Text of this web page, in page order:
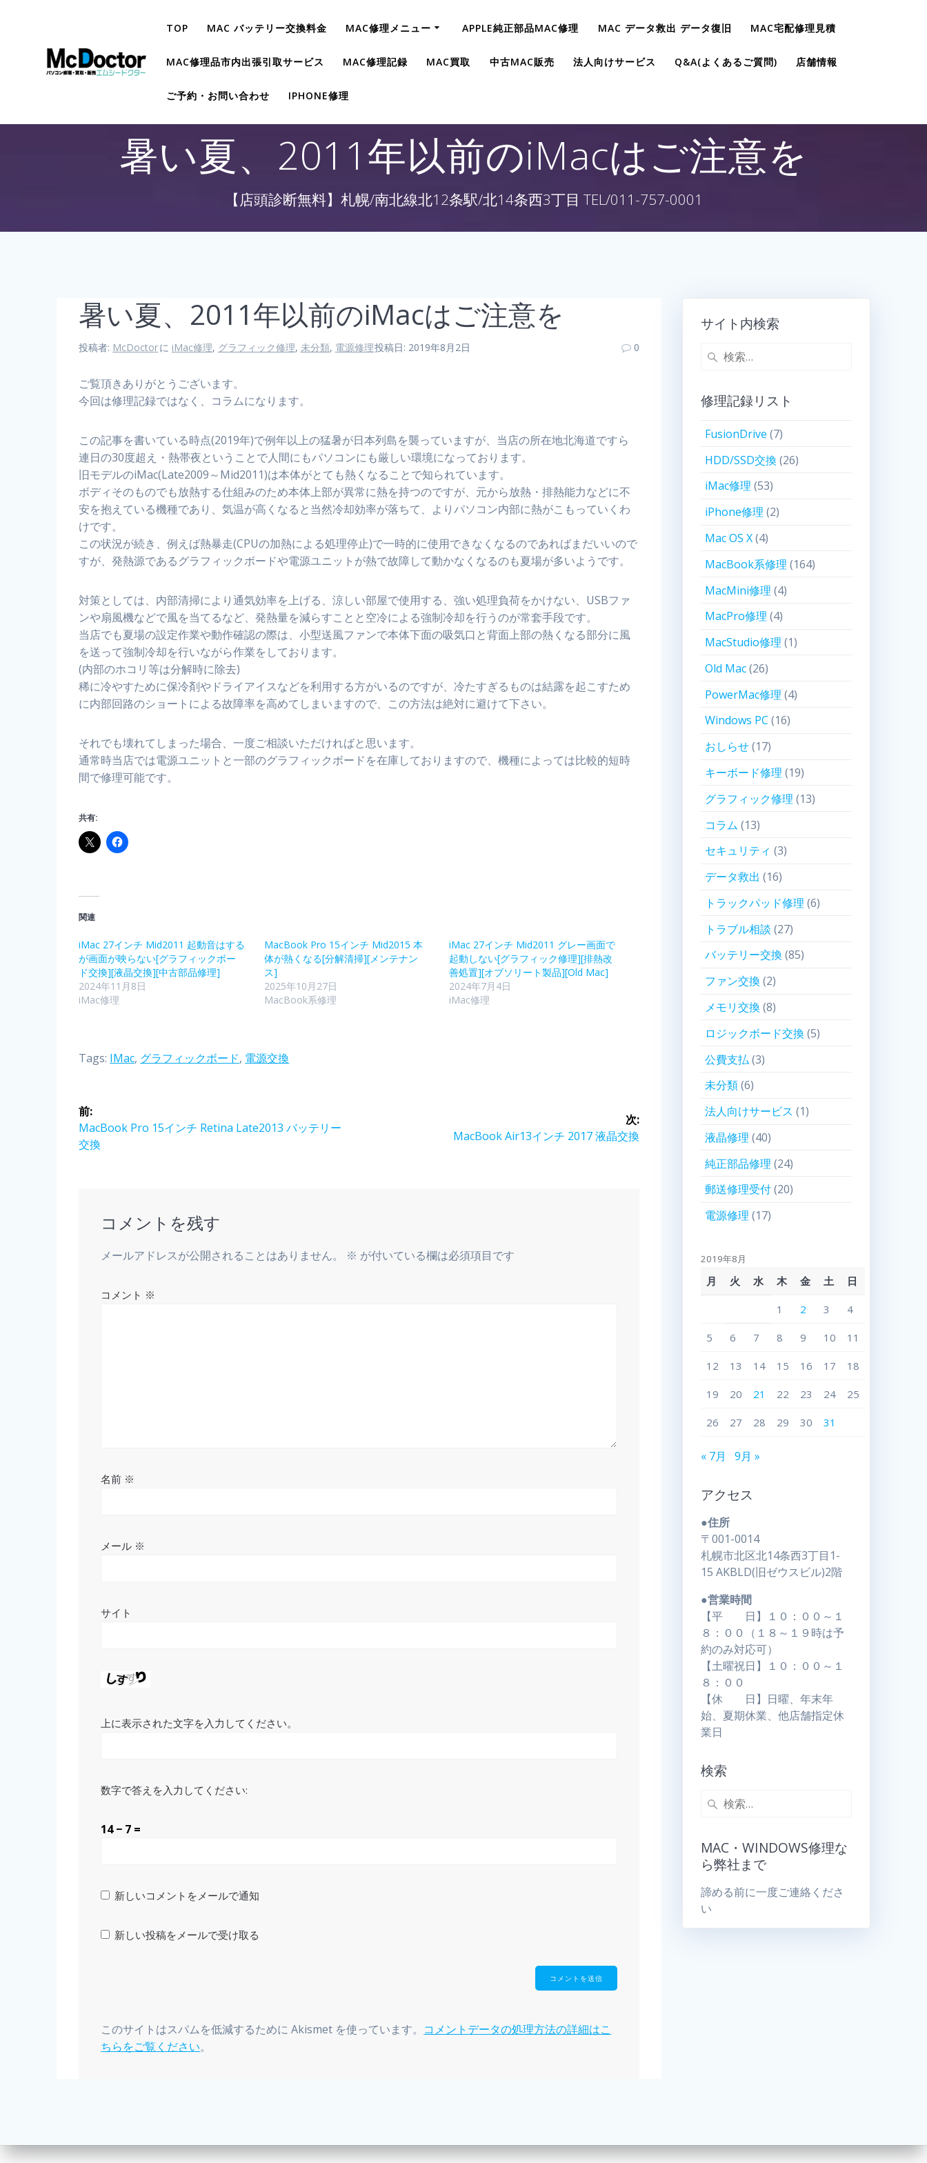
TOP MAC バッテリー交換料金 MAC修理メニュー APPLE純正部品MAC修理 MAC データ救出 データ復旧 MAC宅配修理見積
MAC修理品市内出張引取サービス MAC修理記録 MAC買取 中古MAC販売 法人向けサービス Q&A(よくあるご質問) 店舗情報
ご予約・お問い合わせ IPHONE修理
暑い夏、2011年以前のiMacはご注意を
【店頭診断無料】札幌/南北線北12条駅/北14条西3丁目 TEL/011-757-0001
暑い夏、2011年以前のiMacはご注意を
投稿者: McDoctorに iMac修理, グラフィック修理, 未分類, 電源修理投稿日: 2019年8月2日 0
ご覧頂きありがとうございます。
今回は修理記録ではなく、コラムになります。
この記事を書いている時点(2019年)で例年以上の猛暑が日本列島を襲っていますが、当店の所在地北海道ですら
連日の30度超え・熱帯夜ということで人間にもパソコンにも厳しい環境になっております。
旧モデルのiMac(Late2009～Mid2011)は本体がとても熱くなることで知られています。
ボディそのものでも放熱する仕組みのため本体上部が異常に熱を持つのですが、元から放熱・排熱能力などに不
安を抱えている機種であり、気温が高くなると当然冷却効率が落ちて、よりパソコン内部に熱がこもっていくわ
けです。
この状況が続き、例えば熱暴走(CPUの加熱による処理停止)で一時的に使用できなくなるのであればまだいいので
すが、発熱源であるグラフィックボードや電源ユニットが熱で故障して動かなくなるのも夏場が多いようです。
対策としては、内部清掃により通気効率を上げる、涼しい部屋で使用する、強い処理負荷をかけない、USBファ
ンや扇風機などで風を当てるなど、発熱量を減らすことと空冷による強制冷却を行うのが常套手段です。
当店でも夏場の設定作業や動作確認の際は、小型送風ファンで本体下面の吸気口と背面上部の熱くなる部分に風
を送って強制冷却を行いながら作業をしております。
(内部のホコリ等は分解時に除去)
稀に冷やすために保冷剤やドライアイスなどを利用する方がいるのですが、冷たすぎるものは結露を起こすため
に内部回路のショートによる故障率を高めてしまいますので、この方法は絶対に避けて下さい。
それでも壊れてしまった場合、一度ご相談いただければと思います。
通常時当店では電源ユニットと一部のグラフィックボードを在庫しておりますので、機種によっては比較的短時
間で修理可能です。
共有:
関連
iMac 27インチ Mid2011 起動音はする
が画面が映らない[グラフィックボー
ド交換][液晶交換][中古部品修理]
2024年11月8日
iMac修理
MacBook Pro 15インチ Mid2015 本
体が熱くなる[分解清掃][メンテナン
ス]
2025年10月27日
MacBook系修理
iMac 27インチ Mid2011 グレー画面で
起動しない[グラフィック修理][排熱改
善処置][オブソリート製品][Old Mac]
2024年7月4日
iMac修理
Tags: IMac, グラフィックボード, 電源交換
前:
MacBook Pro 15インチ Retina Late2013 バッテリー
交換
次:
MacBook Air13インチ 2017 液晶交換
コメントを残す
メールアドレスが公開されることはありません。 ※ が付いている欄は必須項目です
コメント ※
名前 ※
メール ※
サイト
上に表示された文字を入力してください。
数字で答えを入力してください:
14 − 7 =
新しいコメントをメールで通知
新しい投稿をメールで受け取る
このサイトはスパムを低減するために Akismet を使っています。 コメントデータの処理方法の詳細はこ
ちらをご覧ください。
サイト内検索
修理記録リスト
FusionDrive (7)
HDD/SSD交換 (26)
iMac修理 (53)
iPhone修理 (2)
Mac OS X(4)
MacBook系修理 (164)
MacMini修理 (4)
MacPro修理 (4)
MacStudio修理 (1)
Old Mac(26)
PowerMac修理 (4)
Windows PC (16)
おしらせ(17)
キーボード修理 (19)
グラフィック修理 (13)
コラム (13)
セキュリティ (3)
データ救出 (16)
トラックパッド修理 (6)
トラブル相談 (27)
バッテリー交換 (85)
ファン交換 (2)
メモリ交換 (8)
ロジックボード交換 (5)
公費支払(3)
未分類(6)
法人向けサービス (1)
液晶修理 (40)
純正部品修理 (24)
郵送修理受付(20)
電源修理 (17)
2019年8月
月 火 水 木 金 土 日
1 2 3 4
5 6 7 8 9 10 11
12 13 14 15 16 17 18
19 20 21 22 23 24 25
26 27 28 29 30 31
« 7月 9月 »
アクセス
●住所
〒001-0014
札幌市北区北14条西3丁目1-
15 AKBLD(旧ゼウスビル)2階
●営業時間
【平 日】１０：００～１
８：００（１８～１９時は予
約のみ対応可）
【土曜祝日】１０：００～１
８：００
【休 日】日曜、年末年
始、夏期休業、他店舗指定休
業日
検索
MAC・WINDOWS修理な
ら弊社まで
諦める前に一度ご連絡くださ
い